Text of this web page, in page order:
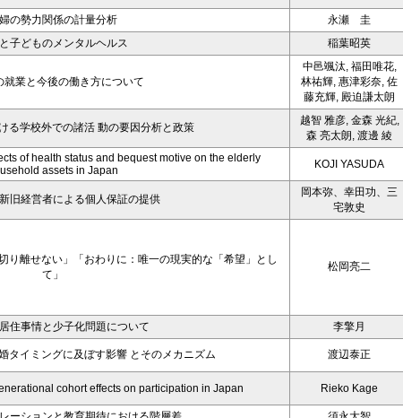
の勢力関係の計量分析
永瀬 圭
子どものメンタルヘルス
稲葉昭英
就業と今後の働き方について
中邑颯汰, 福田唯花,
林祐輝, 惠津彩奈, 佐
藤充輝, 殿迫謙太朗
る学校外での諸活 動の要因分析と政策
越智 雅彦, 金森 光紀,
森 亮太朗, 渡邊 綾
of health status and bequest motive on the elderly
assets in Japan
KOJI YASUDA
旧経営者による個人保証の提供
岡本弥、幸田功、三
宅敦史
り離せない」「おわりに：唯一の現実的な「希望」とし
て」
松岡亮二
住事情と少子化問題について
李擎月
タイミングに及ぼす影響 とそのメカニズム 渡辺泰正
cohort effects on participation in Japan Rieko Kage